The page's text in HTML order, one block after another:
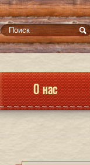
О нас